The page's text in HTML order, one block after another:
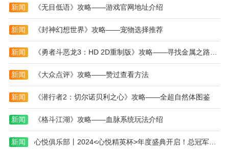
4、生活服务，我最优，预约挂号、公积金查询、
长途汽车票、气象温度等应有尽有
5、说干就干，毫不含糊！烟台广电融媒体中心正
式运转后，经过70多天的磨合，依托融媒体中心的强大
功能，烟台广电推出了全新的新闻客户端“烟台时刻”
小编评价
除了基本的功能外，烟台时刻还提供了一些有趣的
娱乐内容，比如游戏、音乐、视频等，可以帮助我放松
心情。
这款软件是一款非常实用的手机app，可以获取烟
新闻 《无目低语》攻略——游戏官网地址介绍
新闻 《封神幻想世界》攻略——宠物选择推荐
新闻 《勇者斗恶龙3：HD 2D重制版》攻略——寻找金属之路成就奖杯攻略分享
新闻 《大众点评》攻略——赞过查看方法
新闻 《潜行者2：切尔诺贝利之心》攻略——全超自然体图鉴
新闻 《格斗江湖》攻略——血脉系统玩法介绍
新闻 心悦俱乐部丨2024<心悦精英杯>年度盛典开启！总冠军巅峰对决之战！